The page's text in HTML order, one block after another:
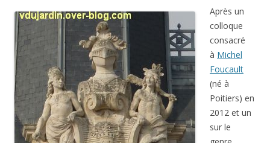
Après un
colloque
consacré
à Michel
Foucault
(né à
Poitiers) en
2012 et un
sur le